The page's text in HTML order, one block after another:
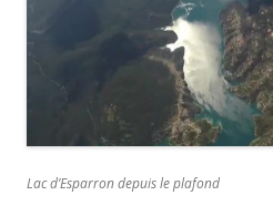
Lac d’Esparron depuis le plafond